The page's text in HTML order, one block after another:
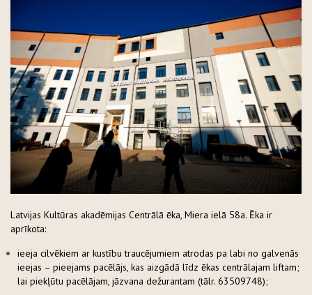
Latvijas Kultūras akadēmijas Centrālā ēka, Miera ielā 58a. Ēka ir
aprīkota:
ieeja cilvēkiem ar kustību traucējumiem atrodas pa labi no galvenās
ieejas – pieejams pacēlājs, kas aizgādā līdz ēkas centrālajam liftam;
lai piekļūtu pacēlājam, jāzvana dežurantam (tālr. 63509748);